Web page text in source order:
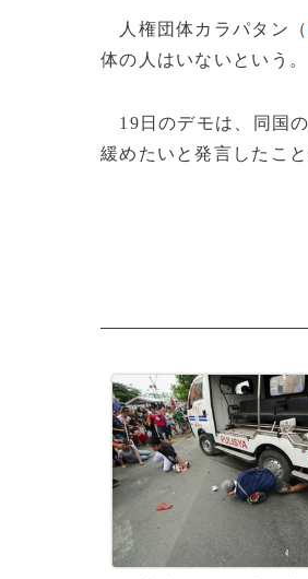
人権団体カラパタン（
体の人はいないという。
19日のデモは、同国
緩めたいと発言したこ